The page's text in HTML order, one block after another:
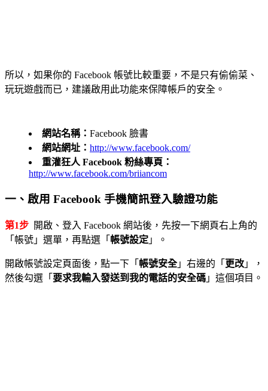
所以，如果你的 Facebook 帳號比較重要，不是只有偷偷菜、
玩玩遊戲而已，建議啟用此功能來保障帳戶的安全。
網站名稱： Facebook 臉書
網站網址： http://www.facebook.com/
重灌狂人 Facebook 粉絲專頁：
http://www.facebook.com/briiancom
一、啟用 Facebook 手機簡訊登入驗證功能
第1步 開啟、登入 Facebook 網站後，先按一下網頁右上角的
「帳號」選單，再點選「 帳號設定 」。
開啟帳號設定頁面後，點一下「 帳號安全」右邊的「 更改 」，
然後勾選「 要求我輸入發送到我的電話的安全碼 」這個項目。